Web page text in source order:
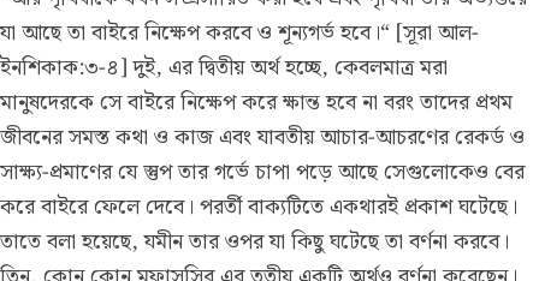
যা আছে তা বাইরে নিক্ষেপ করবে ও শূন্যগর্ভ হবে।“ [সূরা আল-
ইনশিকাক:৩-৪] দুই, এর দ্বিতীয় অর্থ হচ্ছে, কেবলমাত্ৰ মরা
মানুষদেরকে সে বাইরে নিক্ষেপ করে ক্ষান্ত হবে না বরং তাদের প্রথম
জীবনের সমস্ত কথা ও কাজ এবং যাবতীয় আচার-আচরণের রেকর্ড ও
সাক্ষ্য-প্রমাণের যে স্তুপ তার গর্ভে চাপা পড়ে আছে সেগুলোকেও বের
করে বাইরে ফেলে দেবে। পরর্তী বাক্যটিতে একথারই প্ৰকাশ ঘটেছে।
তাতে বলা হয়েছে, যমীন তার ওপর যা কিছু ঘটেছে তা বর্ণনা করবে।